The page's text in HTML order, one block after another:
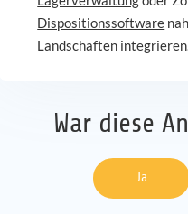
Karriere
Dispositionssoftware
Landschaften
War diese
Ja